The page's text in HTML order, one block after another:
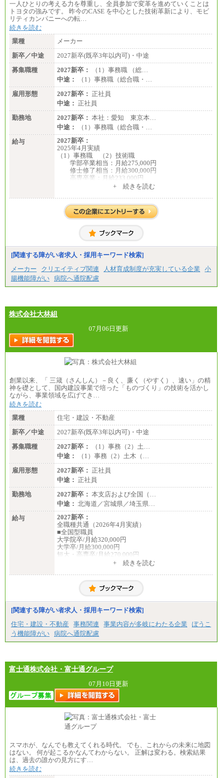
一人ひとりの考える力を尊重し、全員参加で変革を進めていくことは
トヨタの強みです。 昨今のCASE を中心とした技術革新により、モビ
リティカンパニーへの転…
続きを読む
業種
メーカー
新卒／中途
2027新卒(既卒3年以内可)・中途
募集職種
2027新卒：
（1）事務職 （総…
中途：
（1）事務職（総合職・…
雇用形態
2027新卒： 正社員
中途： 正社員
勤務地
2027新卒： 本社：愛知 東京本…
中途：
（1）事務職（総合職・…
給与
2027新卒：
2025年4月実績
（1）事務職 （2）技術職
学部卒業相当：月給275,000円
修士修了相当：月給300,000円
高専卒業：月給233,000円
大学院修了・大学卒業：月給21万円
短期大学・専門学校（2年制）卒業：月給20万円
慮して給与を決定いたします
※試用期間中も給与に変更はございません
中途：
（1）事務職（総合職・正社員） （2）技術職（総
合職・正社員）
月給 208,000円以上
経験、能力等を考慮し、弊社規定により決定
試用期間中も給与に変更はございません
基本給
+ 続きを読む
[関連する障がい者求人・採用キーワード検索]
メーカー
クリエイティブ関連 人材育成制度が充実している企業
小
腸機能障がい 病院へ通院配慮
株式会社大林組
07月06日更新
創業以来、「 三箴（さんしん）－良く、廉く（やすく）、速い」の精
神を礎として、国内建設事業で培った「ものづくり」の技術を活かし
ながら、事業領域を広げてき…
続きを読む
業種
住宅・建設・不動産
新卒／中途
2027新卒(既卒3年以内可)・中途
募集職種
2027新卒：
（1）事務（2）土…
中途：
（1）事務（2）土木（…
雇用形態
2027新卒： 正社員
中途： 正社員
勤務地
2027新卒： 本支店および全国（…
中途： 北海道／宮城県／埼玉県…
給与
2027新卒：
全職種共通（2026年4月実績）
■全国型職員
大学院卒/月給320,000円
大学卒/月給300,000円
短大・高専卒/月給270,000円
大学院卒/月給256,000円～288,000円
大学卒/月給240,000円～270,000円
短大・高専卒/月給216,000円～243,000円
■特定職員※
大学院卒/月給234,000円～263,000円
大学卒/月給219,000円～246,000円
短大・高専卒/月給197,000円～222,000円
※拠点型職員、特定職員の給与は、生活の拠点が定
す。
中途：
全職種共通
月給制
226,600円～390,100円（勤務地域等により異なりま
す）
・ご経験やスキルを考慮し、選考の中で決定いたし
ます。
・試用期間中も同額支給します。
+ 続きを読む
[関連する障がい者求人・採用キーワード検索]
住宅・建設・不動産
事務関連 事業内容が多岐にわたる企業
ぼうこ
う機能障がい 病院へ通院配慮
富士通株式会社・富士通グループ
07月10日更新
スマホが、なんでも教えてくれる時代。 でも、これからの未来に地図
はない。 何が起こるかなんてわからない。 正解は変わる。検索結果
は、過去の誰かの見方にす…
続きを読む